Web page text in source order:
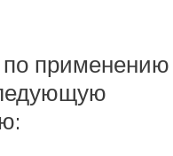
по применению